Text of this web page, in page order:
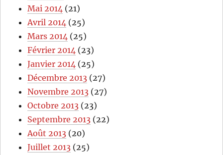
Mai 2014 (21)
Avril 2014 (25)
Mars 2014 (25)
Février 2014 (23)
Janvier 2014 (25)
Décembre 2013 (27)
Novembre 2013 (27)
Octobre 2013 (23)
Septembre 2013 (22)
Août 2013 (20)
Juillet 2013 (25)